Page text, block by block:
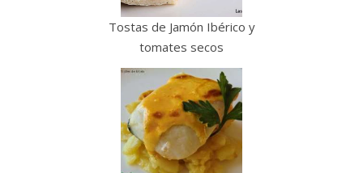
Tostas de Jamón Ibérico y
tomates secos